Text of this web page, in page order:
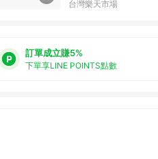
台灣樂天市場
訂單成立賺5%
下單享LINE POINTS點數